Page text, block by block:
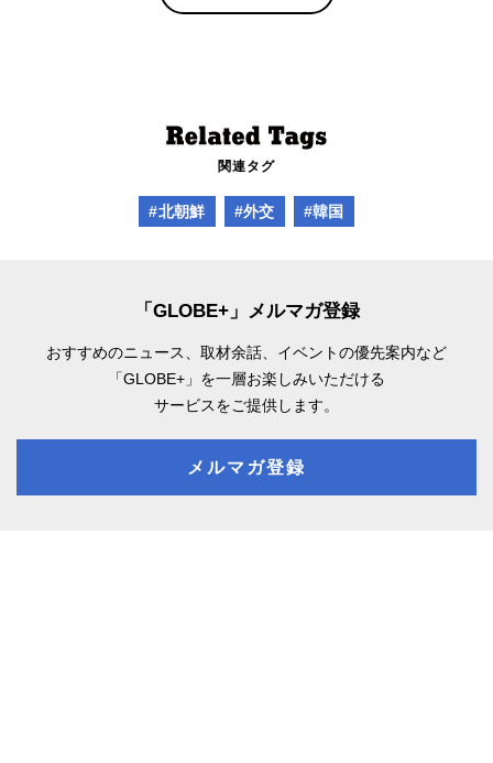
関連タグ
#北朝鮮 #外交 #韓国
「GLOBE+」メルマガ登録
おすすめのニュース、取材余話、 イベントの優先案内など
「GLOBE+」を一層お楽しみいただける
サービスをご提供します。
メルマガ登録